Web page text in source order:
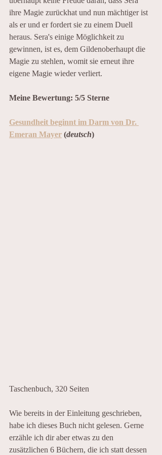
ihre Magie zurückhat und nun mächtiger ist
als er und er fordert sie zu einem Duell
heraus. Sera's einige Möglichkeit zu
gewinnen, ist es, dem Gildenoberhaupt die
Magie zu stehlen, womit sie erneut ihre
eigene Magie wieder verliert.
Meine Bewertung: 5/5 Sterne
Gesundheit beginnt im Darm von Dr.
Emeran Mayer (deutsch)
Taschenbuch, 320 Seiten
Wie bereits in der Einleitung geschrieben,
habe ich dieses Buch nicht gelesen. Gerne
erzähle ich dir aber etwas zu den
zusätzlichen 6 Büchern, die ich statt dessen